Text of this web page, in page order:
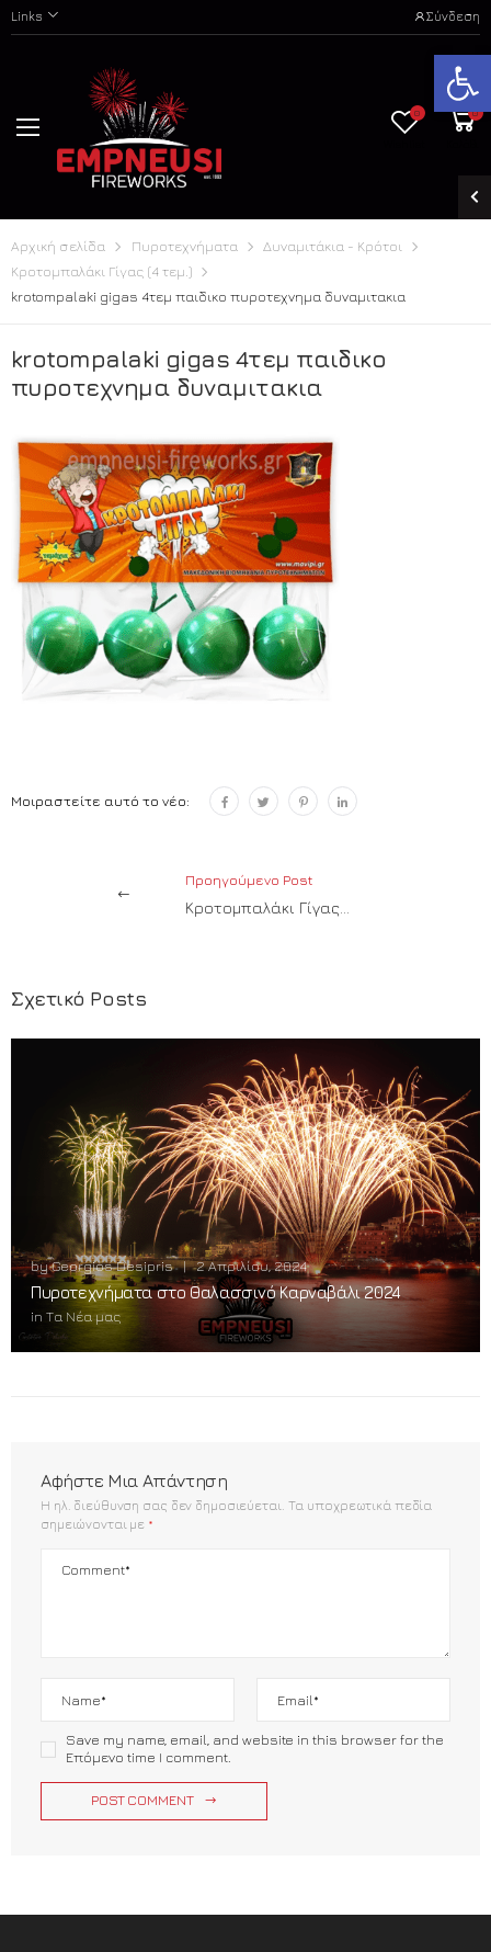
Links Σύνδεση
0 0
Αρχική σελίδα Πυροτεχνήματα
Δυναμιτάκια - Κρότοι
Κροτομπαλάκι Γίγας (4 τεμ.)
krotompalaki gigas 4τεμ παιδικο πυροτεχνημα δυναμιτακια
krotompalaki gigas 4τεμ παιδικο
πυροτεχνημα δυναμιτακια
Μοιραστείτε αυτό το νέο:
Προηγούμενο Post
Σχετικό Posts
byGeorgios Desipris | 2 Απριλίου, 2024
Πυροτεχνήματα στο Θαλασσινό Καρναβάλι 2024
in Τα Νέα μας
Αφήστε Μια Απάντηση
Η ηλ. διεύθυνση σας δεν δημοσιεύεται. Τα υποχρεωτικά πεδία
σημειώνονται με *
Save my name, email, and website in this browser for the
Επόμενο time I comment.
POST COMMENT